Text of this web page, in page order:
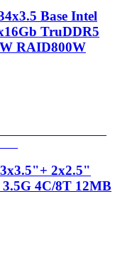
Base Intel
TruDDR5
RAID800W
2x2.5"
4C/8T 12MB